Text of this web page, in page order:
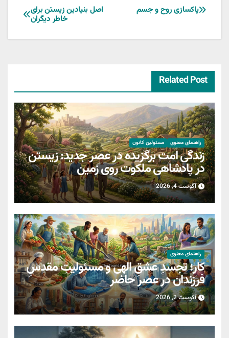
راهبری
نوشته
اصل بنیادین زیستن برای
خاطر دیگران
پاکسازی روح و جسم
Related Post
راهنمای معنوی مسئولین کانون
زندگی امت برگزیده در عصر جدید: زیستن
در پادشاهی ملکوت روی زمین
آگوست 4, 2026
راهنمای معنوی
کار؛ تجسدِ عشقِ الهی و مسئولیتِ مقدسِ
فرزندان در عصر حاضر
آگوست 2, 2026